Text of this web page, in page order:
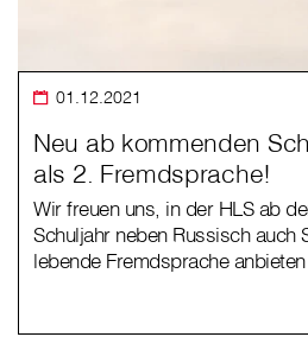
01.12.2021
Neu ab kommenden
als 2. Fremdsprache!
Wir freuen uns, in der HLS ab
Schuljahr neben Russisch auch
lebende Fremdsprache